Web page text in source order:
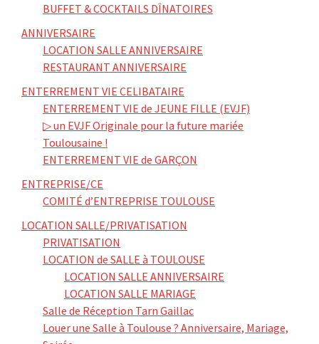
BUFFET & COCKTAILS DÎNATOIRES
ANNIVERSAIRE
LOCATION SALLE ANNIVERSAIRE
RESTAURANT ANNIVERSAIRE
ENTERREMENT VIE CELIBATAIRE
ENTERREMENT VIE de JEUNE FILLE (EVJF)
▷ un EVJF Originale pour la future mariée
Toulousaine !
ENTERREMENT VIE de GARÇON
ENTREPRISE/CE
COMITÉ d’ENTREPRISE TOULOUSE
LOCATION SALLE/PRIVATISATION
PRIVATISATION
LOCATION de SALLE à TOULOUSE
LOCATION SALLE ANNIVERSAIRE
LOCATION SALLE MARIAGE
Salle de Réception Tarn Gaillac
Louer une Salle à Toulouse ? Anniversaire, Mariage,